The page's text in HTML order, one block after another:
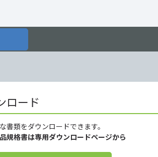
ロード
書類をダウンロードできます。
規格書は専用ダウンロードページから